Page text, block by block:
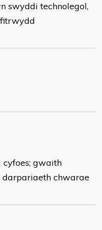
swyddi technolegol,
gwaith
chwarae